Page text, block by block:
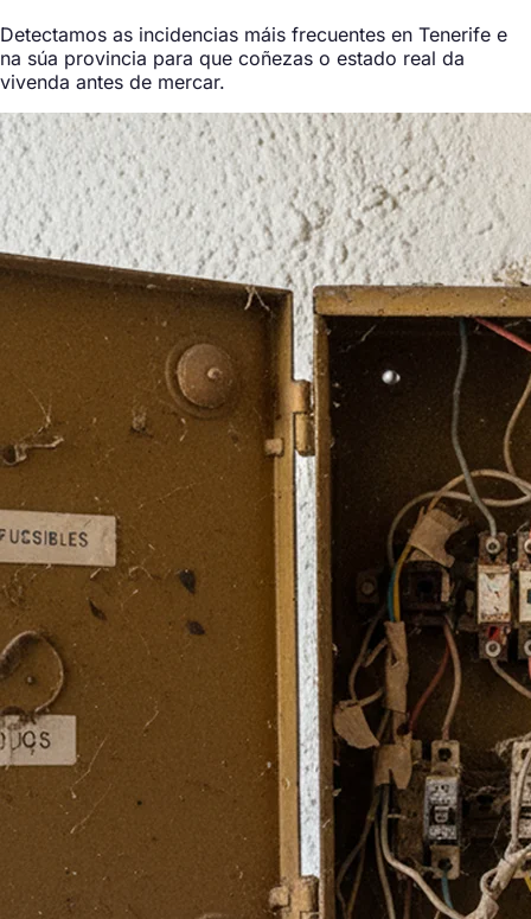
Detectamos as incidencias máis frecuentes en Tenerife e
na súa provincia para que coñezas o estado real da
vivenda antes de mercar.